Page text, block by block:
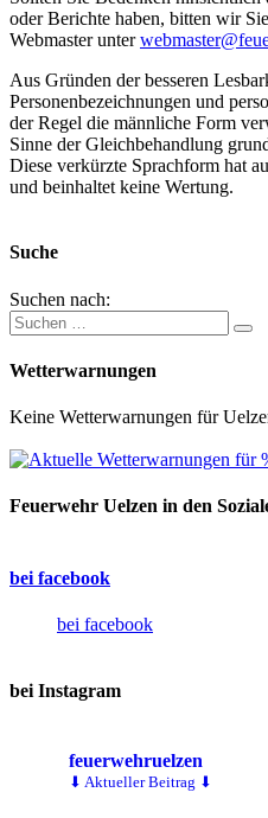
oder Berichte haben, bitten wir
Webmaster unter
Aus Gründen der besseren
Personenbezeichnungen und
der Regel die männliche Form
Sinne der Gleichbehandlung
Diese verkürzte Sprachform hat
und beinhaltet keine Wertung.
Suche
Suchen nach:
Wetterwarnungen
Keine Wetterwarnungen für
Feuerwehr Uelzen in den
bei facebook
bei facebook
bei Instagram
feuerwehruelzen
⬇ Aktueller Beitrag ⬇